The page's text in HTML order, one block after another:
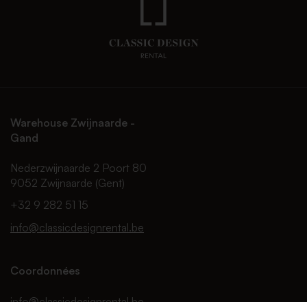
Warehouse Zwijnaarde -
Gand
Nederzwijnaarde 2 Poort 80
9052 Zwijnaarde (Gent)
+32 9 282 51 15
info@classicdesignrental.be
Coordonnées